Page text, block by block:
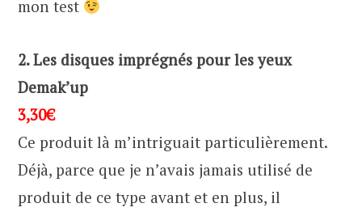
mon test
2. Les disques imprégnés pour les yeux
Demak’up
3,30€
Ce produit là m’intriguait particulièrement.
Déjà, parce que je n’avais jamais utilisé de
produit de ce type avant et en plus, il